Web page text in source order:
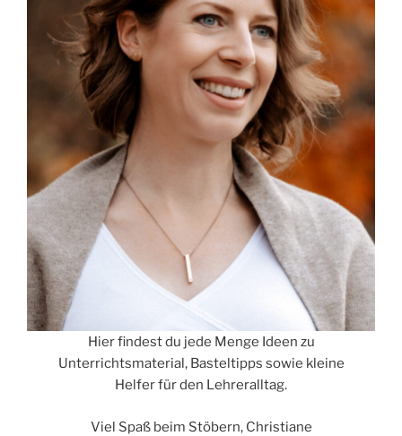
Hier findest du jede Menge Ideen zu
Unterrichtsmaterial, Basteltipps sowie kleine
Helfer für den Lehreralltag.
Viel Spaß beim Stöbern, Christiane